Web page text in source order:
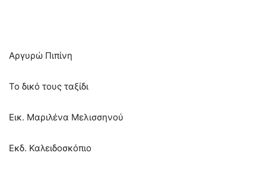
Αργυρώ Πιπίνη
Το δικό τους ταξίδι
Εικ. Μαριλένα Μελισσηνού
Εκδ. Καλειδοσκόπιο